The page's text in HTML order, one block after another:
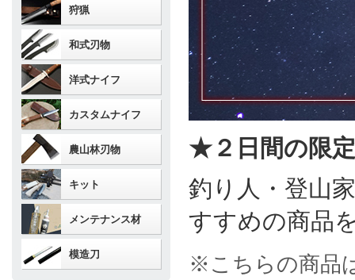
★２日間の限
釣り人・登山
すすめの商品
※こちらの商品
狩猟
和式刃物
洋式ナイフ
カスタムナイフ
農山林刃物
キット
メンテナンス材
模造刀